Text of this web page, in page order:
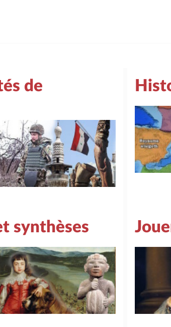
de
synthèses